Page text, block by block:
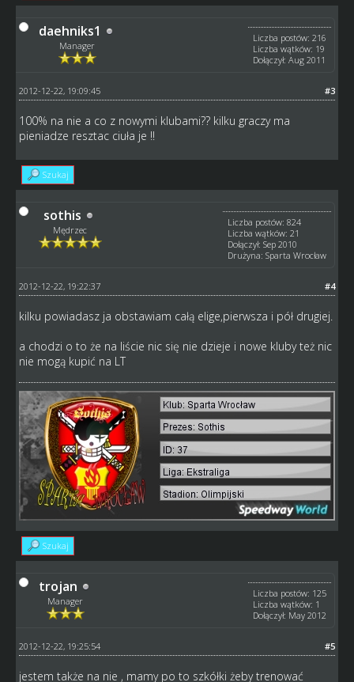
daehniks1
Manager
Liczba postów: 216
Liczba wątków: 19
Dołączył: Aug 2011
#3
2012-12-22, 19:09:45
100% na nie a co z nowymi klubami?? kilku graczy ma
pieniadze resztac ciuła je !!
Szukaj
sothis
Mędrzec
Liczba postów: 824
Liczba wątków: 21
Dołączył: Sep 2010
Drużyna: Sparta Wrocław
#4
2012-12-22, 19:22:37
kilku powiadasz ja obstawiam całą elige,pierwsza i pół drugiej.
a chodzi o to że na liście nic się nie dzieje i nowe kluby też nic
nie mogą kupić na LT
Szukaj
trojan
Manager
Liczba postów: 125
Liczba wątków: 1
Dołączył: May 2012
#5
2012-12-22, 19:25:54
jestem także na nie , mamy po to szkółki żeby trenować